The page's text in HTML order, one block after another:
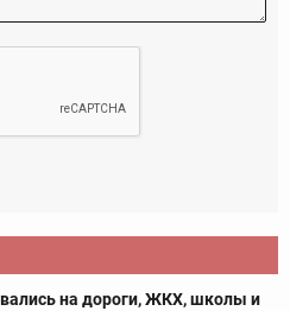
на дороги, ЖКХ, школы и